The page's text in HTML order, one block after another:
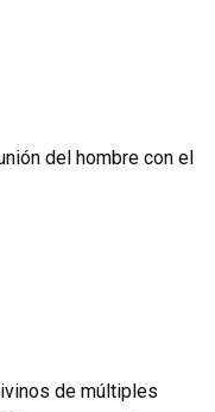
del hombre con el
de múltiples